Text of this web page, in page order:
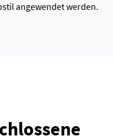
angewendet werden.